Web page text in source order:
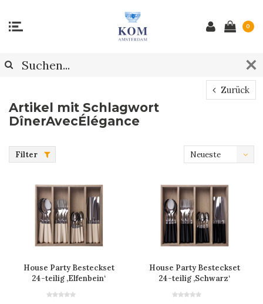
0
Zurück
Artikel mit Schlagwort
DînerAvecÉlégance
Filter
Neueste
House Party Besteckset
24-teilig ‚Elfenbein‘
House Party Besteckset
24-teilig ‚Schwarz‘